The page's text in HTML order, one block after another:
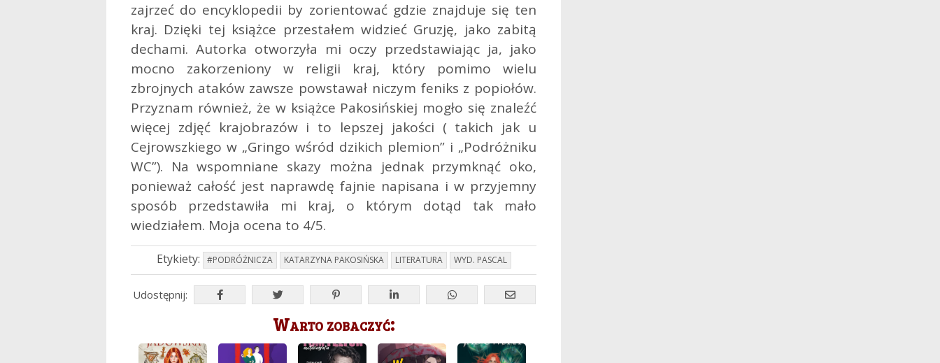
zajrzeć do encyklopedii by zorientować gdzie znajduje się ten
kraj. Dzięki tej książce przestałem widzieć Gruzję, jako zabitą
dechami. Autorka otworzyła mi oczy przedstawiając ja, jako
mocno zakorzeniony w religii kraj, który pomimo wielu
zbrojnych ataków zawsze powstawał niczym feniks z popiołów.
Przyznam również, że w książce Pakosińskiej mogło się znaleźć
więcej zdjęć krajobrazów i to lepszej jakości ( takich jak u
Cejrowszkiego w „Gringo wśród dzikich plemion” i „Podróżniku
WC”). Na wspomniane skazy można jednak przymknąć oko,
ponieważ całość jest naprawdę fajnie napisana i w przyjemny
sposób przedstawiła mi kraj, o którym dotąd tak mało
wiedziałem. Moja ocena to 4/5.
Etykiety: #PODRÓŻNICZA KATARZYNA PAKOSIŃSKA LITERATURA WYD. PASCAL
Udostępnij:
Warto zobaczyć: